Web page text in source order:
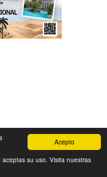
Acepto
su uso. Visita nuestras